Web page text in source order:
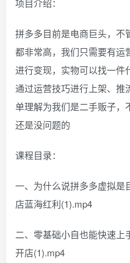
项目介绍：
拼多多目前是电商巨头，不
都非常高，我们只需要有运
进行变现，实物可以找一件
通过运营技巧进行上架、推
单理解为我们是二手贩子，
还是没问题的
课程目录：
一、为什么说拼多多虚拟是
店蓝海红利(1).mp4
二、零基础小自也能快速上
开店(1).mp4